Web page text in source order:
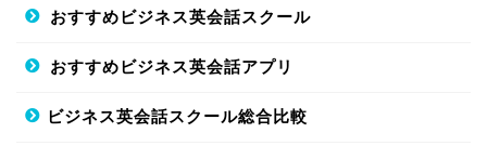
おすすめビジネス英会話スクール
おすすめビジネス英会話アプリ
ビジネス英会話スクール総合比較